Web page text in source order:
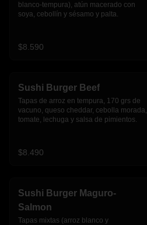
blanco-tempura), atún macerado con
soya, cebollín y sésamo y palta.
$8.590
Sushi Burger Beef
Tapas de arroz en tempura, 170 grs de
vacuno, queso cheddar, cebolla morada,
tomate, lechuga y salsa de pimientos.
$8.490
Sushi Burger Maguro-
Salmon
Tapas mixtas (arroz blanco y